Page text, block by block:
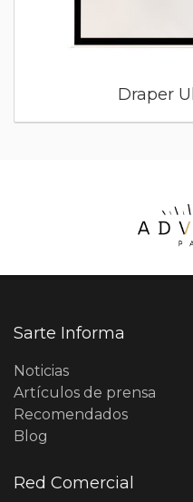
Draper
Sarte Informa
Noticias
Artículos de prensa
Recomendados
Blog
Red Comercial